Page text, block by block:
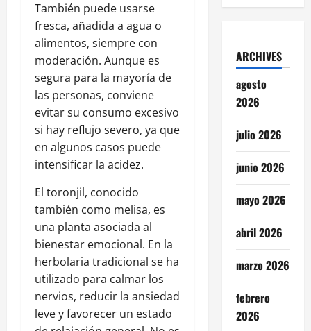
También puede usarse
fresca, añadida a agua o
alimentos, siempre con
moderación. Aunque es
segura para la mayoría de
las personas, conviene
evitar su consumo excesivo
si hay reflujo severo, ya que
en algunos casos puede
intensificar la acidez.
El toronjil, conocido
también como melisa, es
una planta asociada al
bienestar emocional. En la
herbolaria tradicional se ha
utilizado para calmar los
nervios, reducir la ansiedad
leve y favorecer un estado
ARCHIVES
agosto
2026
julio 2026
junio 2026
mayo 2026
abril 2026
marzo 2026
febrero
2026